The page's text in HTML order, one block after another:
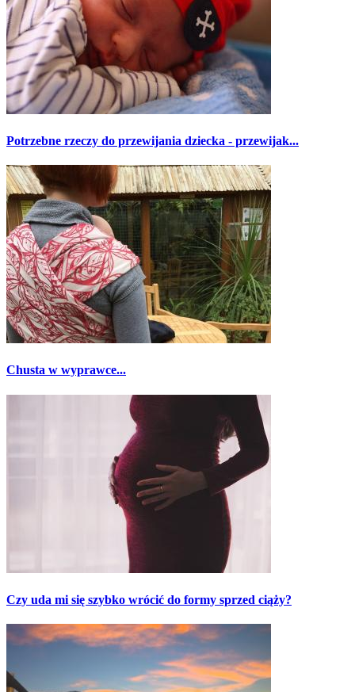
Potrzebne rzeczy do przewijania dziecka - przewijak...
Chusta w wyprawce...
Czy uda mi się szybko wrócić do formy sprzed ciąży?